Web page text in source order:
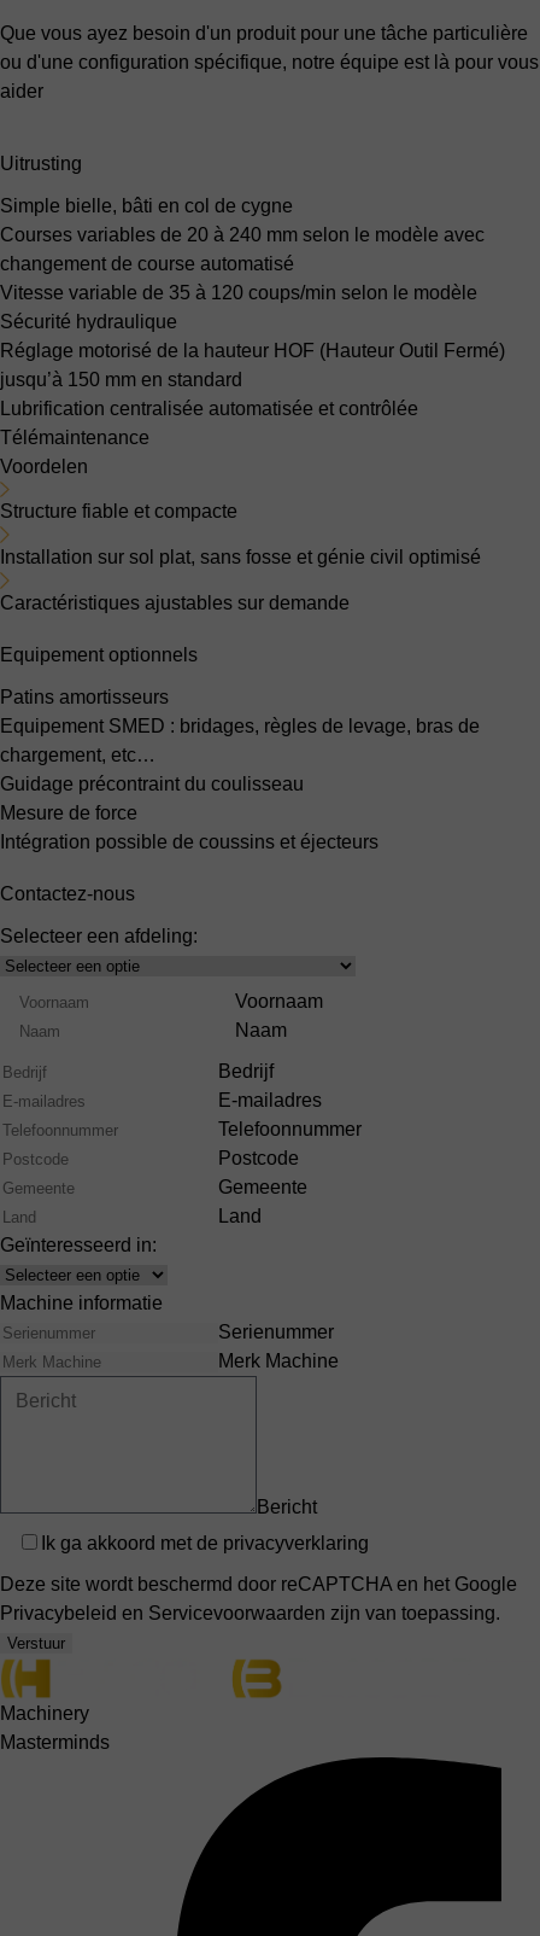
Que vous ayez besoin d'un produit pour une tâche particulière
ou d'une configuration spécifique, notre équipe est là pour vous
aider
Uitrusting
Simple bielle, bâti en col de cygne
Courses variables de 20 à 240 mm selon le modèle avec
changement de course automatisé
Vitesse variable de 35 à 120 coups/min selon le modèle
Sécurité hydraulique
Réglage motorisé de la hauteur HOF (Hauteur Outil Fermé)
jusqu’à 150 mm en standard
Lubrification centralisée automatisée et contrôlée
Télémaintenance
Voordelen
Structure fiable et compacte
Installation sur sol plat, sans fosse et génie civil optimisé
Caractéristiques ajustables sur demande
Equipement optionnels
Patins amortisseurs
Equipement SMED : bridages, règles de levage, bras de
chargement, etc…
Guidage précontraint du coulisseau
Mesure de force
Intégration possible de coussins et éjecteurs
Contactez-nous
Selecteer een afdeling:
Select
Product
Range
Naam
Voornaam
Naam
Bedrijf
E-mailadres
Telefoonnummer
Postcode
Gemeente
Land
Geïnteresseerd in:
Interests
Machine informatie
Serienummer
Merk Machine
Bericht
Privacy
Ik ga akkoord met de privacyverklaring
Deze site wordt beschermd door reCAPTCHA en het Google
Privacybeleid en Servicevoorwaarden zijn van toepassing.
Verstuur
Machinery
Masterminds